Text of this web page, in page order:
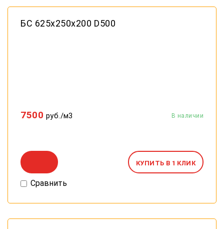
БС 625х250х200 D500
7500 руб./м3
КУПИТЬ В 1 КЛИК
Сравнить